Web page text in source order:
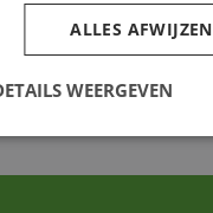
ALLES AFWIJZEN
WEERGEVEN